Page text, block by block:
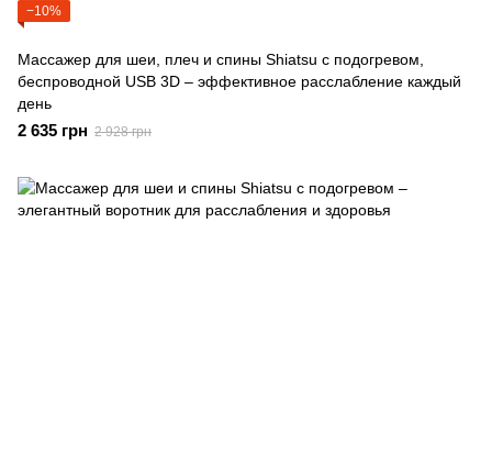
−10%
Массажер для шеи, плеч и спины Shiatsu с подогревом,
беспроводной USB 3D – эффективное расслабление каждый
день
2 635 грн 2 928 грн